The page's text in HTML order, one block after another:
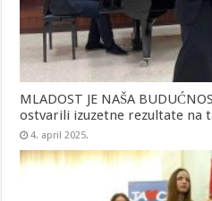
MLADOST JE NAŠA
ostvarili izuzetne rezultate na
4. april 2025.